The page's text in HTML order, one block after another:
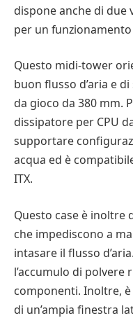
dispone anche di due
per un
Questo midi-tower
buon flusso d’aria e
da gioco da 380 mm.
dissipatore per CPU
supportare
acqua ed è
ITX.
Questo case è
che impediscono a
intasare il flusso
l’accumulo di polvere
componenti. Inoltre,
di un’ampia finestra